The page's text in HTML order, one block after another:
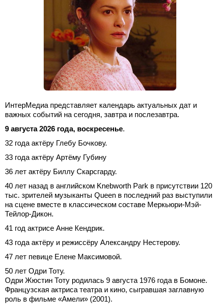
ИнтерМедиа представляет календарь актуальных дат и
важных событий на сегодня, завтра и послезавтра.
9 августа 2026 года, воскресенье.
32 года актёру Глебу Бочкову.
33 года актёру Артёму Губину
36 лет актёру Биллу Скарсгарду.
40 лет назад в английском Knebworth Park в присутствии 120
тыс. зрителей музыканты Queen в последний раз выступили
на сцене вместе в классическом составе Меркьюри-Мэй-
Тейлор-Дикон.
41 год актрисе Анне Кендрик.
43 года актёру и режиссёру Александру Нестерову.
47 лет певице Елене Максимовой.
50 лет Одри Тоту.
Одри Жюстин Тоту родилась 9 августа 1976 года в Бомоне.
Французская актриса театра и кино, сыгравшая заглавную
роль в фильме «Амели» (2001).